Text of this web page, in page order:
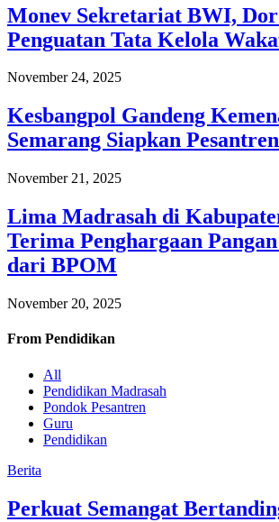
Monev Sekretariat BWI,
Penguatan Tata Kelola
November 24, 2025
Kesbangpol Gandeng
Semarang Siapkan
November 21, 2025
Lima Madrasah di
Terima Penghargaan
dari BPOM
November 20, 2025
From Pendidikan
All
Pendidikan Madrasah
Pondok Pesantren
Guru
Pendidikan
Berita
Perkuat Semangat